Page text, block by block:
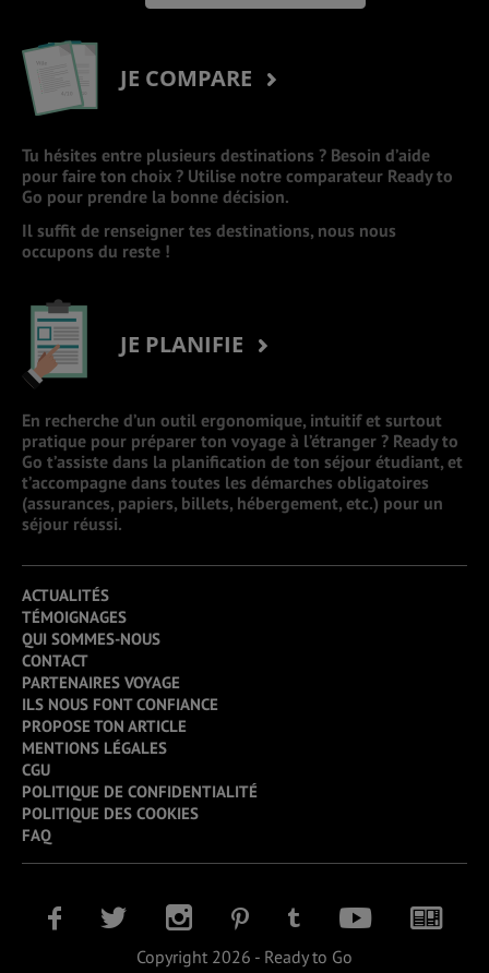
JE COMPARE
Tu hésites entre plusieurs destinations ? Besoin d’aide
pour faire ton choix ? Utilise notre comparateur Ready to
Go pour prendre la bonne décision.
Il suffit de renseigner tes destinations, nous nous
occupons du reste !
JE PLANIFIE
En recherche d’un outil ergonomique, intuitif et surtout
pratique pour préparer ton voyage à l’étranger ? Ready to
Go t’assiste dans la planification de ton séjour étudiant, et
t’accompagne dans toutes les démarches obligatoires
(assurances, papiers, billets, hébergement, etc.) pour un
séjour réussi.
ACTUALITÉS
TÉMOIGNAGES
QUI SOMMES-NOUS
CONTACT
PARTENAIRES VOYAGE
ILS NOUS FONT CONFIANCE
PROPOSE TON ARTICLE
MENTIONS LÉGALES
CGU
POLITIQUE DE CONFIDENTIALITÉ
POLITIQUE DES COOKIES
FAQ
Copyright 2026 - Ready to Go